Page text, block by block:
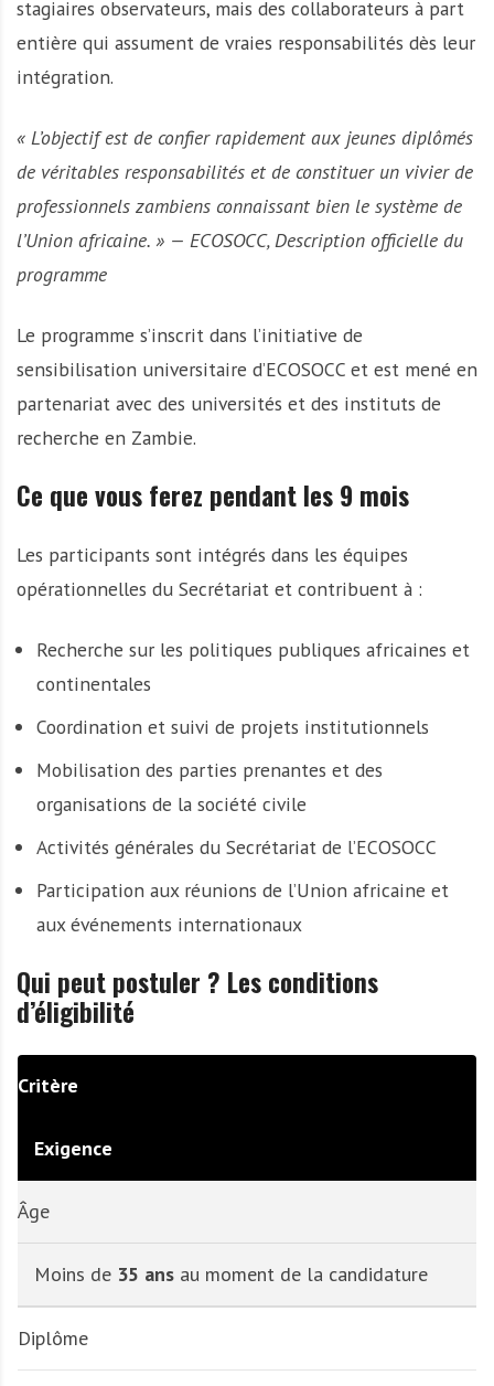
stagiaires observateurs, mais des collaborateurs à part
entière qui assument de vraies responsabilités dès leur
intégration.
« L’objectif est de confier rapidement aux jeunes diplômés
de véritables responsabilités et de constituer un vivier de
professionnels zambiens connaissant bien le système de
l’Union africaine. » — ECOSOCC, Description officielle du
programme
Le programme s’inscrit dans l’initiative de
sensibilisation universitaire d’ECOSOCC et est mené en
partenariat avec des universités et des instituts de
recherche en Zambie.
Ce que vous ferez pendant les 9 mois
Les participants sont intégrés dans les équipes
opérationnelles du Secrétariat et contribuent à :
Recherche sur les politiques publiques africaines et
continentales
Coordination et suivi de projets institutionnels
Mobilisation des parties prenantes et des
organisations de la société civile
Activités générales du Secrétariat de l’ECOSOCC
Participation aux réunions de l’Union africaine et
aux événements internationaux
Qui peut postuler ? Les conditions
d’éligibilité
Critère
Exigence
Âge
Moins de 35 ans au moment de la candidature
Diplôme